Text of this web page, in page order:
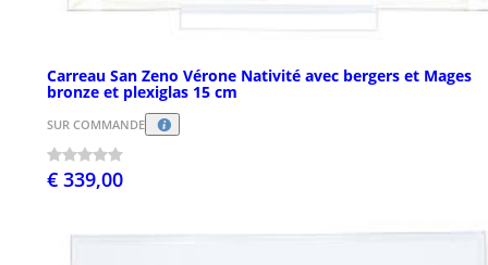
Carreau San Zeno Vérone Nativité avec bergers et Mages
bronze et plexiglas 15 cm
SUR COMMANDE
€ 339,00